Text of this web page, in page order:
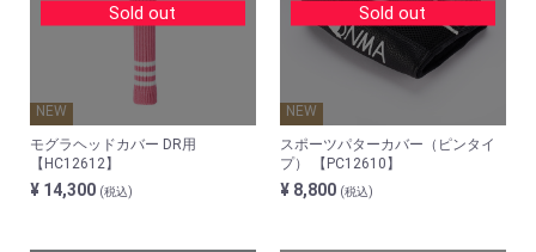
Sold out
NEW
モグラヘッドカバー DR用
【HC12612】
¥ 14,300 (税込)
Sold out
NEW
スポーツパターカバー（ピンタイ
プ） 【PC12610】
¥ 8,800 (税込)